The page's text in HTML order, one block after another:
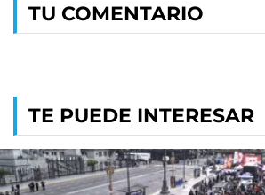
TU COMENTARIO
TE PUEDE INTERESAR